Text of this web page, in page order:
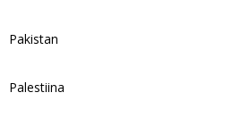
Pakistan
Palestiina